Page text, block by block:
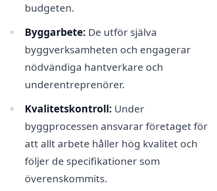
budgeten.
Byggarbete: De utför själva
byggverksamheten och engagerar
nödvändiga hantverkare och
underentreprenörer.
Kvalitetskontroll: Under
byggprocessen ansvarar företaget för
att allt arbete håller hög kvalitet och
följer de specifikationer som
överenskommits.